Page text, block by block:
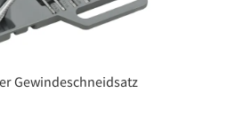
Gewindeschneidsatz